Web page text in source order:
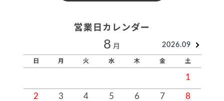
営業日カレンダー
8 月 2026.09
日 月 火 水 木 金 土
1
2 3 4 5 6 7 8